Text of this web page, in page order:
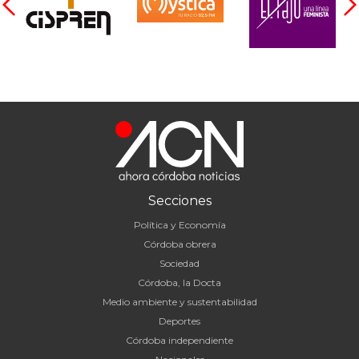
Secciones
Política y Economía
Córdoba obrera
Sociedad
Córdoba, la Docta
Medio ambiente y sustentabilidad
Deportes
Córdoba independiente